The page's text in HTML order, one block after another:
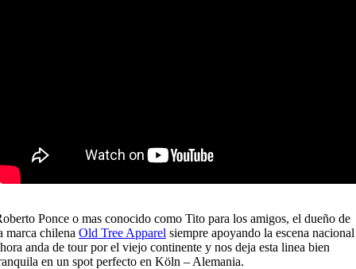
Ponce o mas conocido como Tito para los amigos, el dueño de
marca chilena Old Tree Apparel siempre apoyando la escena nacional
anda de tour por el viejo continente y nos deja esta linea bien
en un spot perfecto en Köln – Alemania.